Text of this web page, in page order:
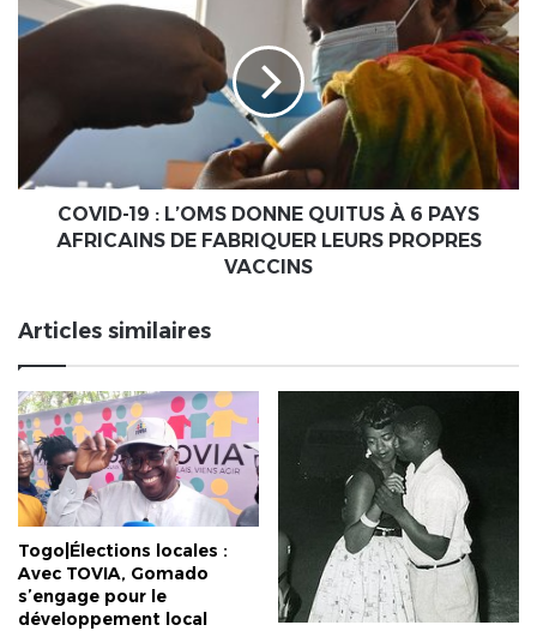
du
:
PAYS
AFRICAINS
VACCINS
COVID-19 : L’OMS DONNE QUITUS À 6 PAYS
AFRICAINS DE FABRIQUER LEURS PROPRES
VACCINS
Articles similaires
Togo|Élections locales :
Avec TOVIA, Gomado
s’engage pour le
développement local